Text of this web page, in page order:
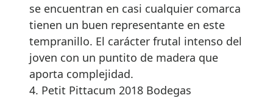
se encuentran en casi cualquier comarca
tienen un buen representante en este
tempranillo. El carácter frutal intenso del
joven con un puntito de madera que
aporta complejidad.
4. Petit Pittacum 2018 Bodegas